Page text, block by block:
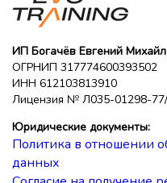
ИП Богачёв Евгений
ОГРНИП 317774600393502
ИНН 612103813910
Лицензия № Л035-01298-
Юридические документы:
Политика в отношении
данных